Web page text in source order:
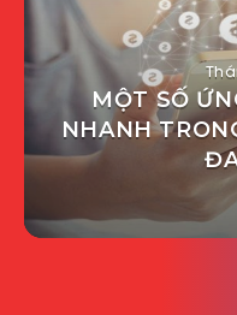
MỘT SỐ
NHANH